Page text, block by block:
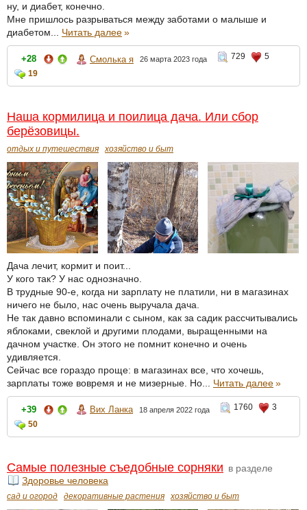
ну, и диабет, конечно.
Мне пришлось разрываться между заботами о малыше и
диабетом... Читать далее»
+28 Смолька я 26 марта 2023 года 729
5
19
Наша кормилица и поилица дача. Или сбор
берёзовицы.
отдых и путешествия хозяйство и быт
Дача лечит, кормит и поит...
У кого так? У нас однозначно.
В трудные 90-е, когда ни зарплату не платили, ни в магазинах
ничего не было, нас очень выручала дача.
Не так давно вспоминали с сыном, как за садик рассчитывались
яблоками, свеклой и другими плодами, выращенными на
дачном участке. Он этого не помнит конечно и очень
удивляется.
Сейчас все гораздо проще: в магазинах все, что хочешь,
зарплаты тоже вовремя и не мизерные. Но... Читать далее»
+39 Вих Ланка 18 апреля 2022 года 1760
3
50
Самые полезные съедобные сорняки в разделе
Здоровье человека
сад и огород декоративные растения хозяйство и быт